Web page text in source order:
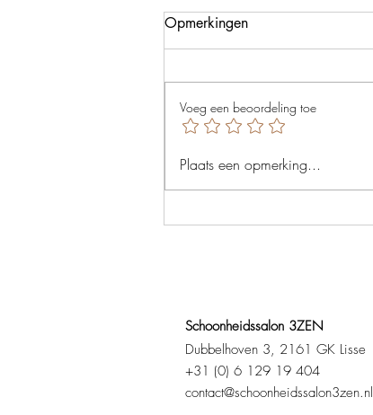
Bindweefselmassage facials
Opmerkingen
Voeg een beoordeling toe
Plaats een opmerking...
Schoonheidssalon 3ZEN
Dubbelhoven 3, 2161 GK Lisse
+31 (0) 6 129 19 404
contact@schoonheidssalon3zen.nl